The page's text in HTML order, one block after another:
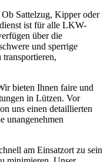
Ob Sattelzug, Kipper oder
ist für alle LKW-
über die
und sperrige
transportieren,
bieten Ihnen faire und
in Lützen. Vor
uns einen detaillierten
unangenehmen
am Einsatzort zu sein